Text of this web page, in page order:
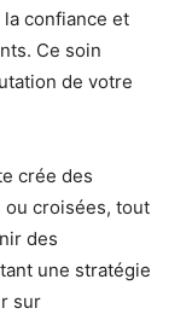
confiance et
Ce soin
de votre
crée des
croisées, tout
des
une stratégie
sur